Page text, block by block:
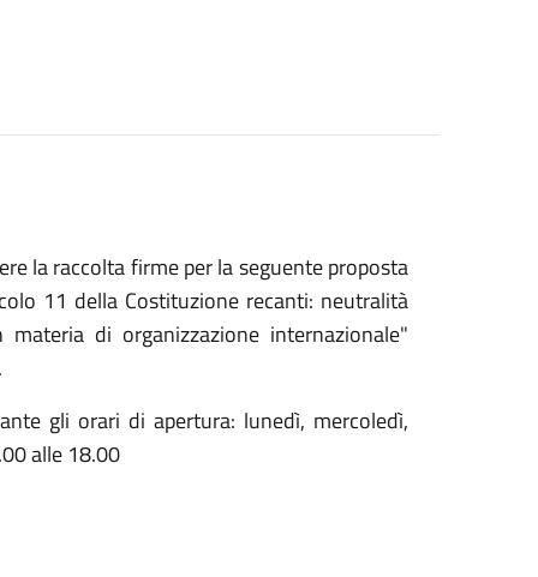
la raccolta firme per la seguente proposta
11 della Costituzione recanti: neutralità
di organizzazione internazionale"
gli orari di apertura: lunedì, mercoledì,
alle 18.00